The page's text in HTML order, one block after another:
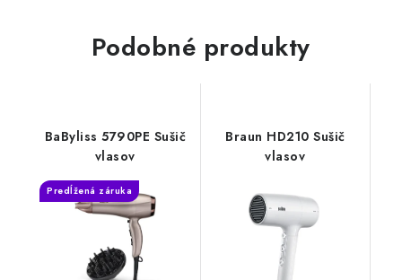
Podobné produkty
BaByliss 5790PE Sušič
vlasov
Predĺžená záruka
Braun HD210 Sušič
vlasov